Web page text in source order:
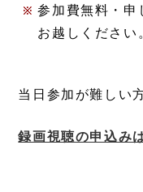
参加費無料・申
お越しください
当日参加が難しい
録画視聴の申込み